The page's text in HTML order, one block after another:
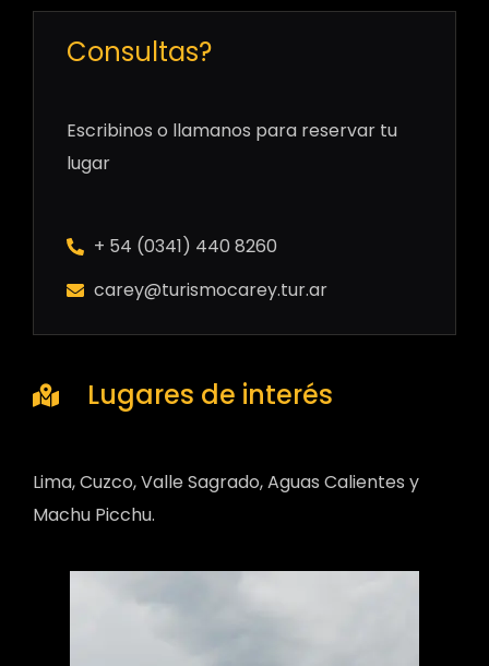
Consultas?
Escribinos o llamanos para reservar tu
lugar
+ 54 (0341) 440 8260
carey@turismocarey.tur.ar
Lugares de interés
Lima, Cuzco, Valle Sagrado, Aguas Calientes y
Machu Picchu.